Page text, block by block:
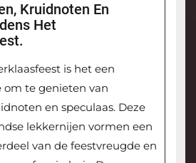
Kruidnoten En
Het
is het een
om te genieten van
en speculaas. Deze
lekkernijen vormen een
van de feestvreugde en